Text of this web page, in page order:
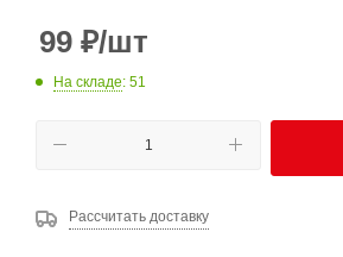
99 ₽/шт
На складе: 51
Рассчитать доставку